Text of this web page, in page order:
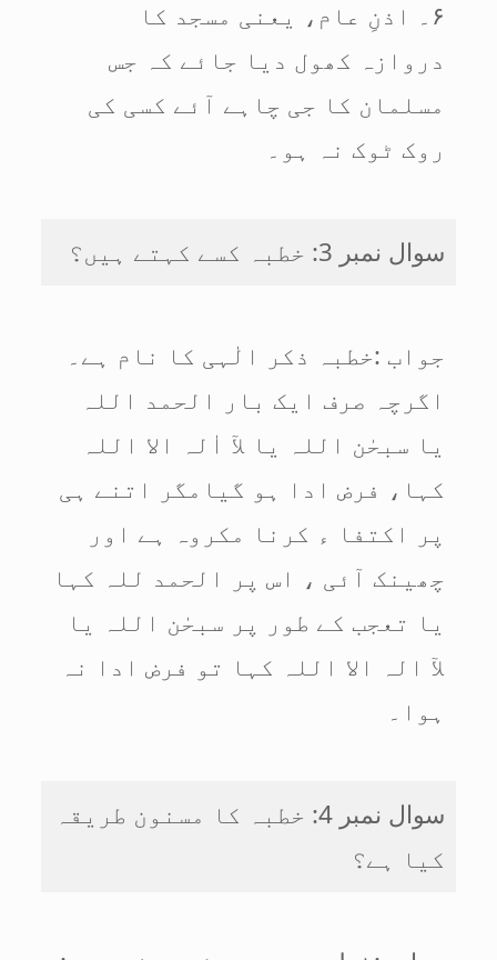
۶۔ اذنِ عام، یعنی مسجد کا
دروازہ کھول دیا جائے کہ جس
مسلمان کا جی چاہے آئے کسی کی
روک ٹوک نہ ہو۔
سوال نمبر 3: خطبہ کسے کہتے ہیں؟
جواب :خطبہ ذکر الٰہی کا نام ہے۔
اگرچہ صرف ایک بار الحمد اللہ
یا سبحٰن اللہ یا لآ اٰلہ الا اللہ
کہا، فرض ادا ہو گیامگر اتنے ہی
پر اکتفا ء کرنا مکروہ ہے اور
چھینک آئی ، اس پر الحمد للہ کہا
یا تعجب کے طور پر سبحٰن اللہ یا
لآ الہ الا اللہ کہا تو فرض ادا نہ
ہوا۔
سوال نمبر 4: خطبہ کا مسنون طریقہ
کیا ہے؟